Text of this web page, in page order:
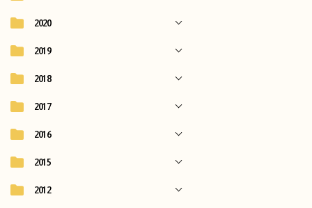
2020
2019
2018
2017
2016
2015
2012